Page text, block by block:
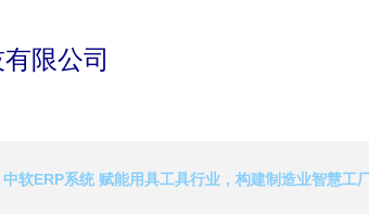
限公司
中软ERP系统 赋能用具工具行业，构建制造业智慧工